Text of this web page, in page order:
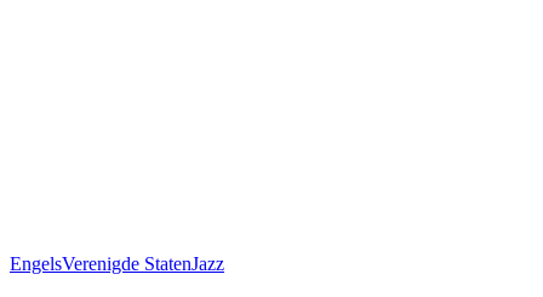
EngelsVerenigde StatenJazz